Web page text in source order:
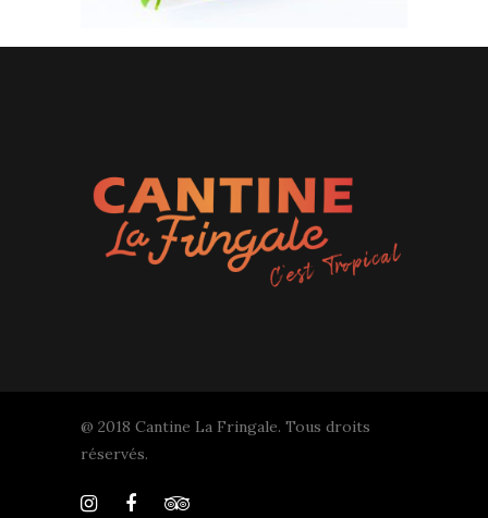
@ 2018 Cantine La Fringale. Tous droits
réservés.